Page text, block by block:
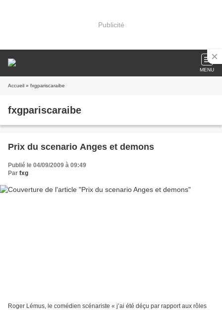
Publicité
MENU
Accueil » fxgpariscaraibe
fxgpariscaraibe
Prix du scenario Anges et demons
Publié le 04/09/2009 à 09:49
Par fxg
Roger Lémus, le comédien scénariste « j’ai été déçu par rapport aux rôles